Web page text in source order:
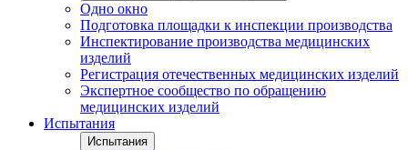
Одно окно
Подготовка площадки к инспекции производства
Инспектирование производства медицинских
изделий
Регистрация отечественных медицинских изделий
Экспертное сообщество по обращению
медицинских изделий
Испытания
Испытания